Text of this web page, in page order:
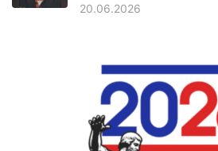
20.06.2026